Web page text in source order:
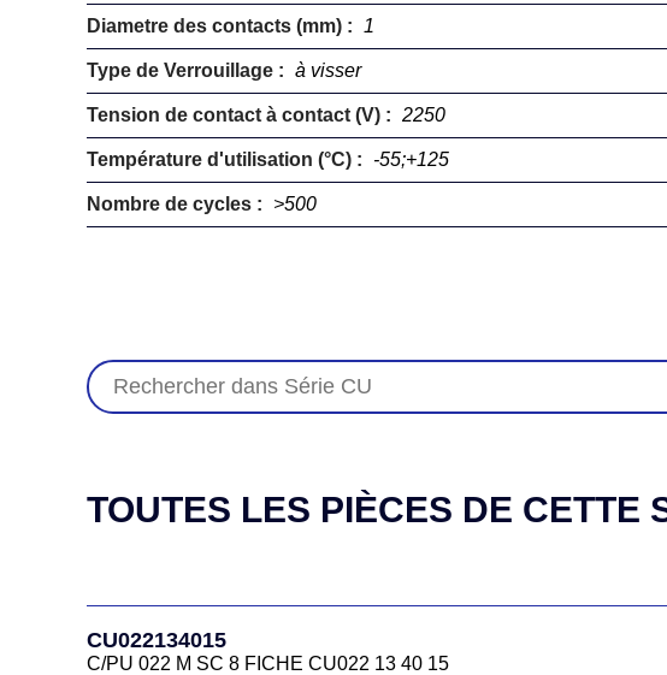
Diametre des contacts (mm) : 1
Type de Verrouillage : à visser
Tension de contact à contact (V) : 2250
Température d'utilisation (°C) : -55;+125
Nombre de cycles : >500
TOUTES LES PIÈCES DE CETTE
CU022134015
C/PU 022 M SC 8 FICHE CU022 13 40 15